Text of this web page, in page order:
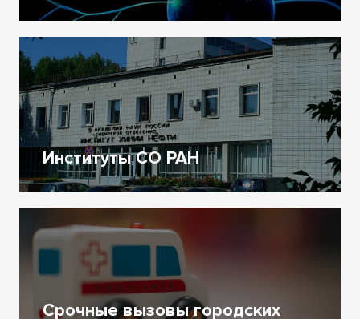
Институты СО РАН
Срочные вызовы городских